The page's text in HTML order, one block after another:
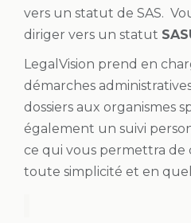
vers un statut de SAS.
diriger vers un statut
LegalVision prend en
démarches
dossiers aux organismes
également un suivi
ce qui vous permettra de
toute simplicité et en